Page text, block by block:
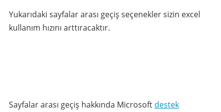
Yukarıdaki sayfalar arası geçiş seçenekler sizin excel
kullanım hızını arttıracaktır.
Sayfalar arası geçiş hakkında Microsoft destek